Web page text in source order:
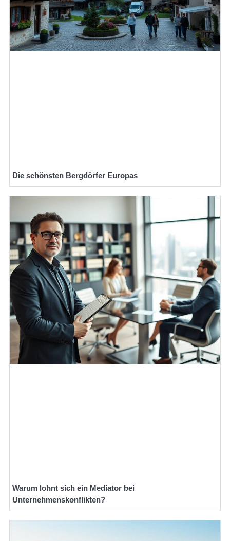
Die schönsten Bergdörfer Europas
Warum lohnt sich ein Mediator bei
Unternehmenskonflikten?